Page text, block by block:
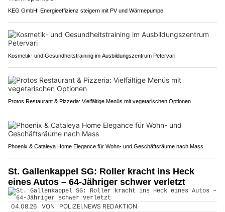
KEG GmbH: Energieeffizienz steigern mit PV und Wärmepumpe
Kosmetik- und Gesundheitstraining im Ausbildungszentrum Petervari
Protos Restaurant & Pizzeria: Vielfältige Menüs mit vegetarischen Optionen
Phoenix & Cataleya Home Elegance für Wohn- und Geschäftsräume nach Mass
St. Gallenkappel SG: Roller kracht ins Heck
eines Autos – 64-Jähriger schwer verletzt
04.08.26 VON POLIZEI.NEWS REDAKTION